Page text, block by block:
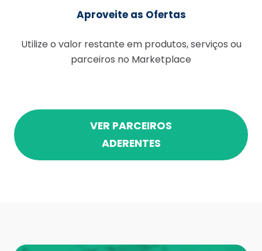
Aproveite as Ofertas
Utilize o valor restante em produtos, serviços ou
parceiros no Marketplace
VER PARCEIROS
ADERENTES